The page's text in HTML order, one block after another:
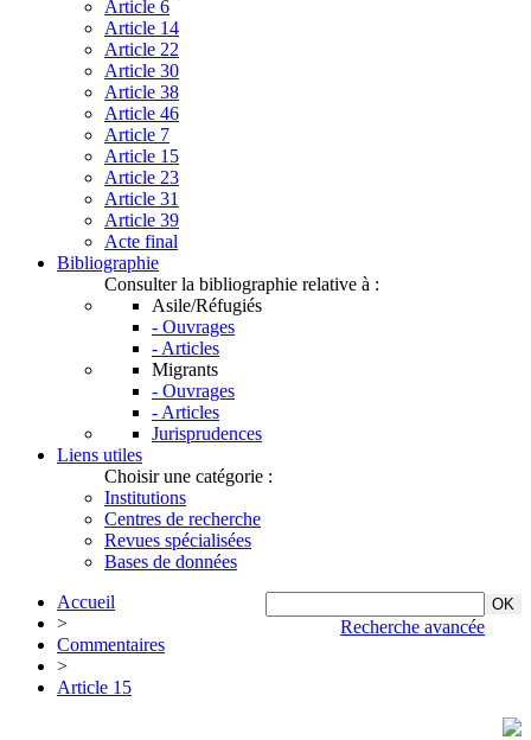
Article 6
Article 14
Article 22
Article 30
Article 38
Article 46
Article 7
Article 15
Article 23
Article 31
Article 39
Acte final
Bibliographie
Consulter la bibliographie relative à :
Asile/Réfugiés
- Ouvrages
- Articles
Migrants
- Ouvrages
- Articles
Jurisprudences
Liens utiles
Choisir une catégorie :
Institutions
Centres de recherche
Revues spécialisées
Bases de données
Recherche avancée
Accueil
>
Commentaires
>
Article 15